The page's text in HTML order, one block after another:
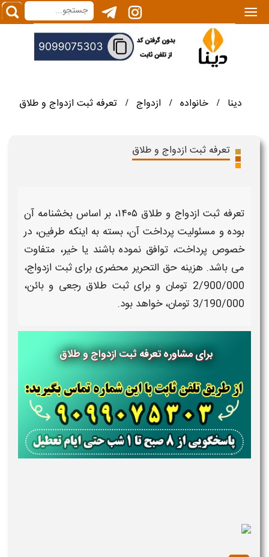
|||
دینا / خانواده / ازدواج / تعرفه ثبت ازدواج و طلاق
تعرفه ثبت ازدواج و طلاق
تعرفه ثبت ازدواج و طلاق ۱۴۰۵ ، بر اساس بخشنامه آن
بوده و مسئولیت پرداخت آن، بسته به اینکه طرفین، در
خصوص پرداخت، توافق نموده باشند یا خیر، متفاوت
می باشد. هزینه حق التحریر محضری برایثبت ازدواج،
2/900/000 تومان
و برای ثبت طلاق رجعی و بائن،
3/190/000 تومان
، خواهد بود.
برای مشاوره تعرفه ثبت ازدواج و طلاق